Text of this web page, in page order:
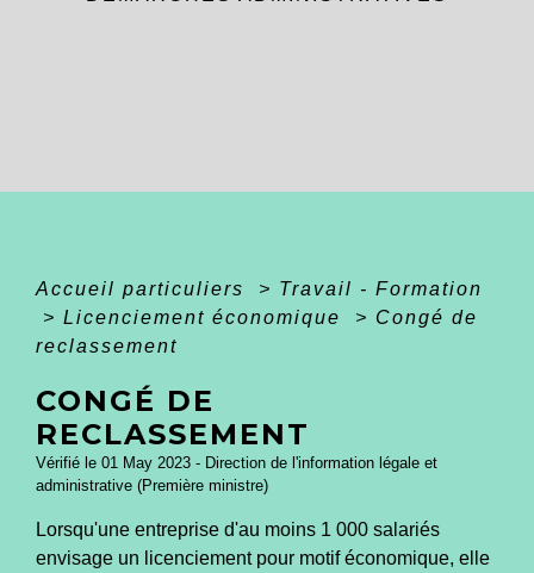
Accueil particuliers > Travail - Formation
> Licenciement économique > Congé de
reclassement
CONGÉ DE
RECLASSEMENT
Vérifié le 01 May 2023 - Direction de l'information légale et
administrative (Première ministre)
Lorsqu'une entreprise d'au moins 1 000 salariés
envisage un licenciement pour motif économique, elle